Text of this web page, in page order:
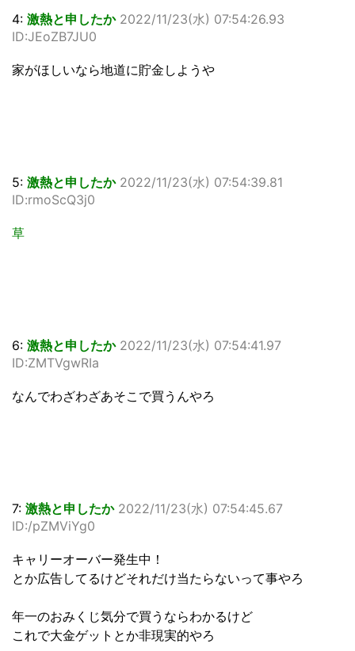
4: 激熱と申したか 2022/11/23(水) 07:54:26.93
ID:JEoZB7JU0
家がほしいなら地道に貯金しようや
5: 激熱と申したか 2022/11/23(水) 07:54:39.81
ID:rmoScQ3j0
草
6: 激熱と申したか 2022/11/23(水) 07:54:41.97
ID:ZMTVgwRIa
なんでわざわざあそこで買うんやろ
7: 激熱と申したか 2022/11/23(水) 07:54:45.67
ID:/pZMViYg0
キャリーオーバー発生中！
とか広告してるけどそれだけ当たらないって事やろ
年一のおみくじ気分で買うならわかるけど
これで大金ゲットとか非現実的やろ